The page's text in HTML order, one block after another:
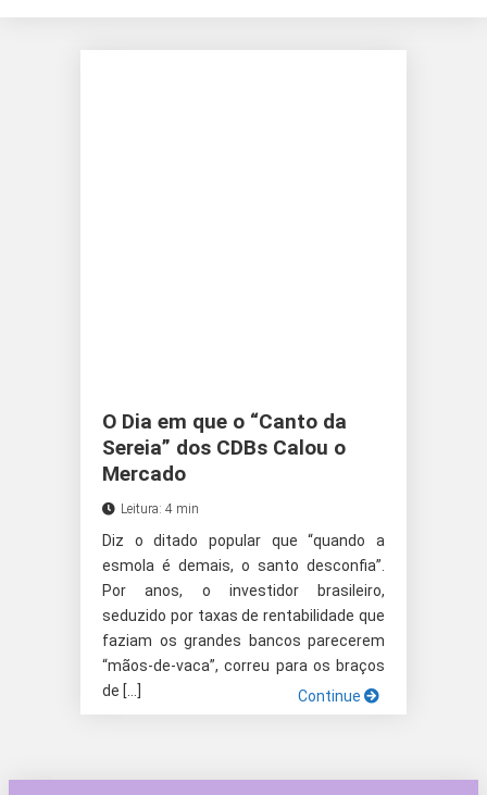
O Dia em que o “Canto da
Sereia” dos CDBs Calou o
Mercado
Leitura: 4 min
Diz o ditado popular que “quando a
esmola é demais, o santo desconfia”.
Por anos, o investidor brasileiro,
seduzido por taxas de rentabilidade que
faziam os grandes bancos parecerem
“mãos-de-vaca”, correu para os braços
de […]
Continue